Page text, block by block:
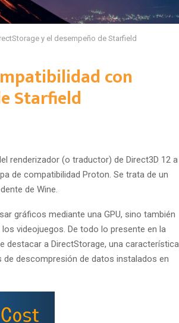
y el desempeño de Starfield
con
Starfield
renderizador (o traductor) de Direct3D 12 a
de compatibilidad Proton. Se trata de un
de Wine.
gráficos mediante una GPU, sino también
videojuegos. De todo lo presente en la
destacar a DirectStorage, una característica
de descompresión de datos instalados en